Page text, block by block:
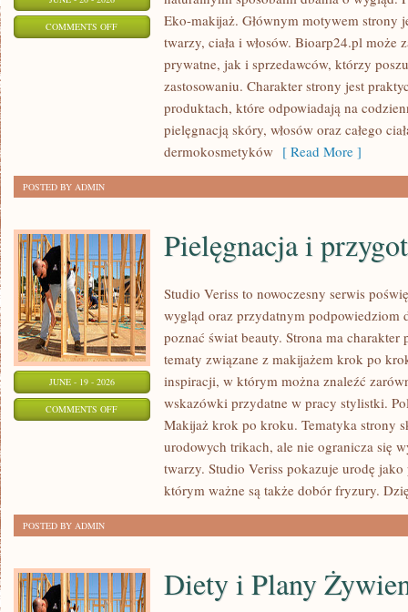
COMMENTS OFFON
SKŁADNIKI
Eko-makijaż. Głównym motywem strony
twarzy, ciała i włosów. Bioarp24.pl może
prywatne, jak i sprzedawców, którzy
zastosowaniu. Charakter strony jest
produktach, które odpowiadają na
pielęgnacją skóry, włosów oraz całego
dermokosmetyków [ Read More ]
POSTED BY ADMIN
JUNE - 19 - 2026
COMMENTS OFFON
PIELĘGNACJA
PRZYGOTOWANIE
Pielęgnacja i
Studio Veriss to nowoczesny serwis
wygląd oraz przydatnym podpowiedziom
poznać świat beauty. Strona ma charakter
tematy związane z makijażem krok po
inspiracji, w którym można znaleźć
wskazówki przydatne w pracy stylistki.
Makijaż krok po kroku. Tematyka strony
urodowych trikach, ale nie ogranicza się
twarzy. Studio Veriss pokazuje urodę
którym ważne są także dobór fryzury.
POSTED BY ADMIN
Diety i Plany